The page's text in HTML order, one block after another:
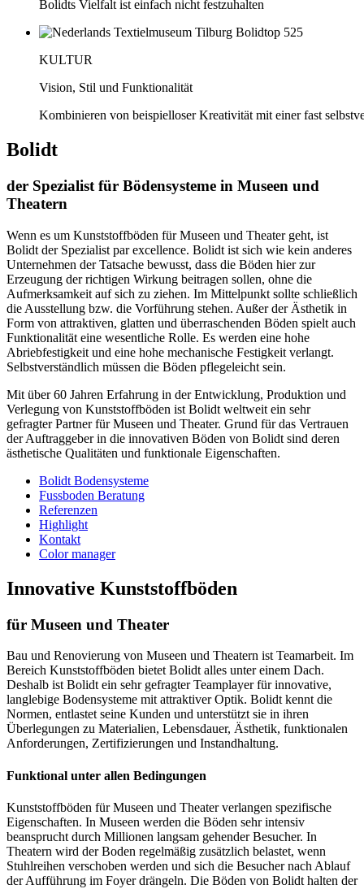
Bolidts Vielfalt ist einfach nicht festzuhalten
KULTUR
Vision, Stil und Funktionalität
Kombinieren von beispielloser Kreativität mit einer fast
Bolidt
der Spezialist für Bödensysteme in Museen und
Theatern
Wenn es um Kunststoffböden für Museen und Theater geht, ist
Bolidt der Spezialist par excellence. Bolidt ist sich wie kein anderes
Unternehmen der Tatsache bewusst, dass die Böden hier zur
Erzeugung der richtigen Wirkung beitragen sollen, ohne die
Aufmerksamkeit auf sich zu ziehen. Im Mittelpunkt sollte schließlich
die Ausstellung bzw. die Vorführung stehen. Außer der Ästhetik in
Form von attraktiven, glatten und überraschenden Böden spielt auch
Funktionalität eine wesentliche Rolle. Es werden eine hohe
Abriebfestigkeit und eine hohe mechanische Festigkeit verlangt.
Selbstverständlich müssen die Böden pflegeleicht sein.
Mit über 60 Jahren Erfahrung in der Entwicklung, Produktion und
Verlegung von Kunststoffböden ist Bolidt weltweit ein sehr
gefragter Partner für Museen und Theater. Grund für das Vertrauen
der Auftraggeber in die innovativen Böden von Bolidt sind deren
ästhetische Qualitäten und funktionale Eigenschaften.
Bolidt Bodensysteme
Fussboden Beratung
Referenzen
Highlight
Kontakt
Color manager
Innovative Kunststoffböden
für Museen und Theater
Bau und Renovierung von Museen und Theatern ist Teamarbeit. Im
Bereich Kunststoffböden bietet Bolidt alles unter einem Dach.
Deshalb ist Bolidt ein sehr gefragter Teamplayer für innovative,
langlebige Bodensysteme mit attraktiver Optik. Bolidt kennt die
Normen, entlastet seine Kunden und unterstützt sie in ihren
Überlegungen zu Materialien, Lebensdauer, Ästhetik, funktionalen
Anforderungen, Zertifizierungen und Instandhaltung.
Funktional unter allen Bedingungen
Kunststoffböden für Museen und Theater verlangen spezifische
Eigenschaften. In Museen werden die Böden sehr intensiv
beansprucht durch Millionen langsam gehender Besucher. In
Theatern wird der Boden regelmäßig zusätzlich belastet, wenn
Stuhlreihen verschoben werden und sich die Besucher nach Ablauf
der Aufführung im Foyer drängeln. Die Böden von Bolidt halten der